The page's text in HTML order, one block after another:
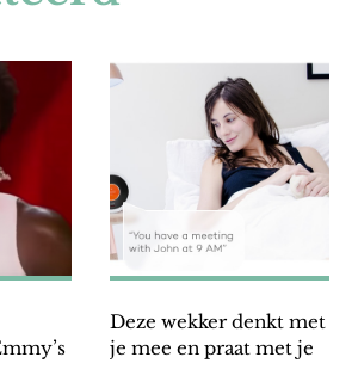
Deze wekker denkt met
je mee en praat met je